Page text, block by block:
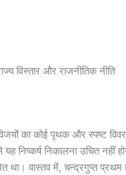
विस्तार और राजनीतिक नीति
का कोई पृथक और स्पष्ट
निष्कर्ष निकालना उचित नहीं
था। वास्तव में, चन्द्रगुप्त प्रथम